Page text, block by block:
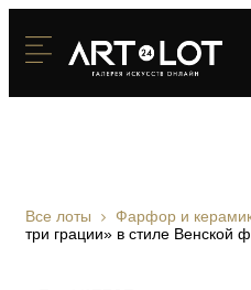
Все лоты Фарфор и
три грации» в стиле